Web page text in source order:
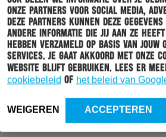
onze partners voor social media,
Deze partners kunnen deze
andere informatie die jij aan ze
hebben verzameld op basis van jouw
services. Je gaat akkoord met onze
website blijft gebruiken. Lees er
cookiebeleid of het beleid van
WEIGEREN ACCEPTEREN